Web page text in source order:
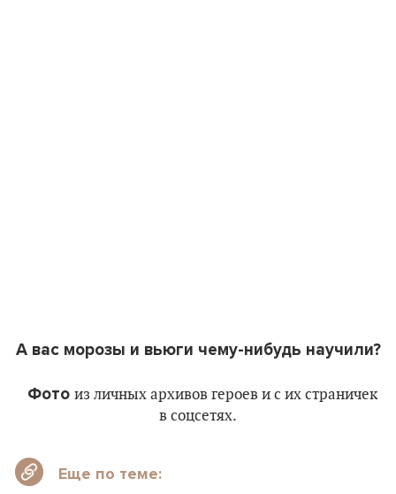
А вас морозы и вьюги чему-нибудь научили?
Фото из личных архивов героев и с их страничек
в соцсетях.
Еще по теме: